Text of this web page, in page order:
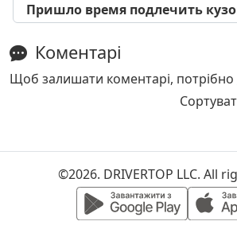
Пришло время подлечить
Коментарі
Щоб залишати коментарі, потрібно
©2026. DRIVERTOP LLC. All